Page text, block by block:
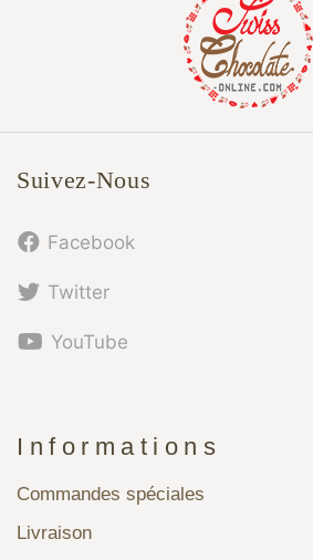
Suivez-Nous
Facebook
Twitter
YouTube
Informations
Commandes spéciales
Livraison